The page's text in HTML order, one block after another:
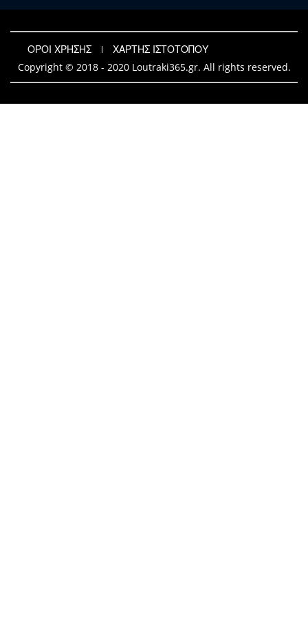
ΟΡΟΙ ΧΡΗΣΗΣ
ΧΑΡΤΗΣ ΙΣΤΟΤΟΠΟΥ
Copyright © 2018 - 2020 Loutraki365.gr. All rights reserved.